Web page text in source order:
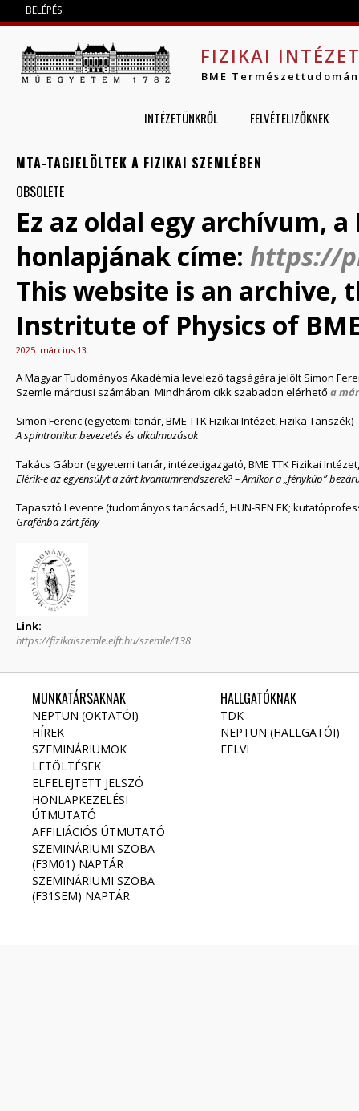
BELÉPÉS
FIZIKAI
BME
INTÉZETÜNKRŐL FELVÉTELIZŐKNEK
MTA-TAGJELÖLTEK A FIZIKAI SZEMLÉBEN
OBSOLETE
Ez az oldal egy archívum,
honlapjának címe: https://
This website is an archive,
Instritute of Physics of
2025. március 13.
A Magyar Tudományos Akadémia levelező tagságára jelölt Simon
Szemle márciusi számában. Mindhárom cikk szabadon elérhető a
Simon Ferenc (egyetemi tanár, BME TTK Fizikai Intézet, Fizika Tanszék)
A spintronika: bevezetés és alkalmazások
Takács Gábor (egyetemi tanár, intézetigazgató, BME TTK Fizikai
Elérik-e az egyensúlyt a zárt kvantum­rendszerek? – Amikor a „fénykúp”
Tapasztó Levente (tudományos tanácsadó, HUN-REN EK;
Grafénba zárt fény
Link:
https://fizikaiszemle.elft.hu/szemle/138
MUNKATÁRSAKNAK
NEPTUN (OKTATÓI)
HÍREK
SZEMINÁRIUMOK
LETÖLTÉSEK
ELFELEJTETT JELSZÓ
HONLAPKEZELÉSI
ÚTMUTATÓ
AFFILIÁCIÓS ÚTMUTATÓ
SZEMINÁRIUMI SZOBA
(F3M01) NAPTÁR
SZEMINÁRIUMI SZOBA
(F31SEM) NAPTÁR
HALLGATÓKNAK
TDK
NEPTUN (HALLGATÓI)
FELVI